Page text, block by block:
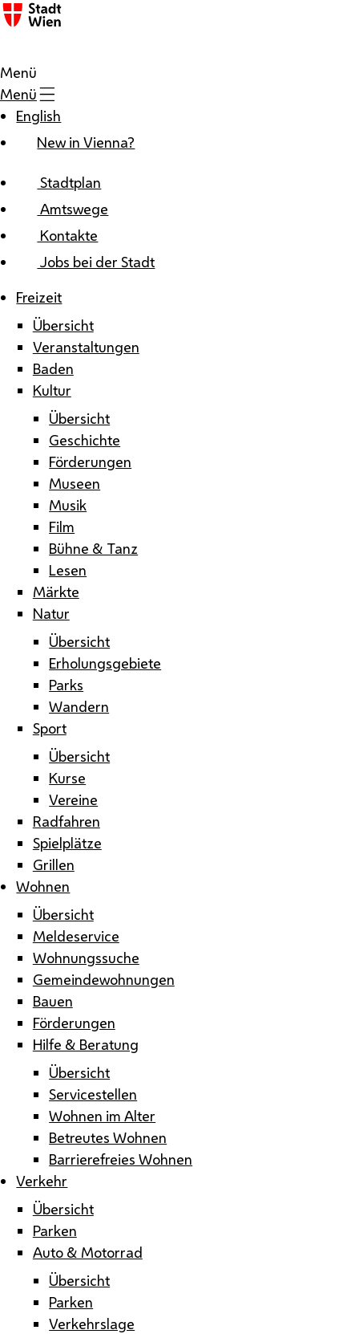
Zum Inhalt
Menü
Menü
English
New in Vienna?
Stadtplan
Amtswege
Kontakte
Jobs bei der Stadt
Freizeit
Übersicht
Veranstaltungen
Baden
Kultur
Übersicht
Geschichte
Förderungen
Museen
Musik
Film
Bühne & Tanz
Lesen
Märkte
Natur
Übersicht
Erholungsgebiete
Parks
Wandern
Sport
Übersicht
Kurse
Vereine
Radfahren
Spielplätze
Grillen
Wohnen
Übersicht
Meldeservice
Wohnungssuche
Gemeindewohnungen
Bauen
Förderungen
Hilfe & Beratung
Übersicht
Servicestellen
Wohnen im Alter
Betreutes Wohnen
Barrierefreies Wohnen
Verkehr
Übersicht
Parken
Auto & Motorrad
Übersicht
Parken
Verkehrslage